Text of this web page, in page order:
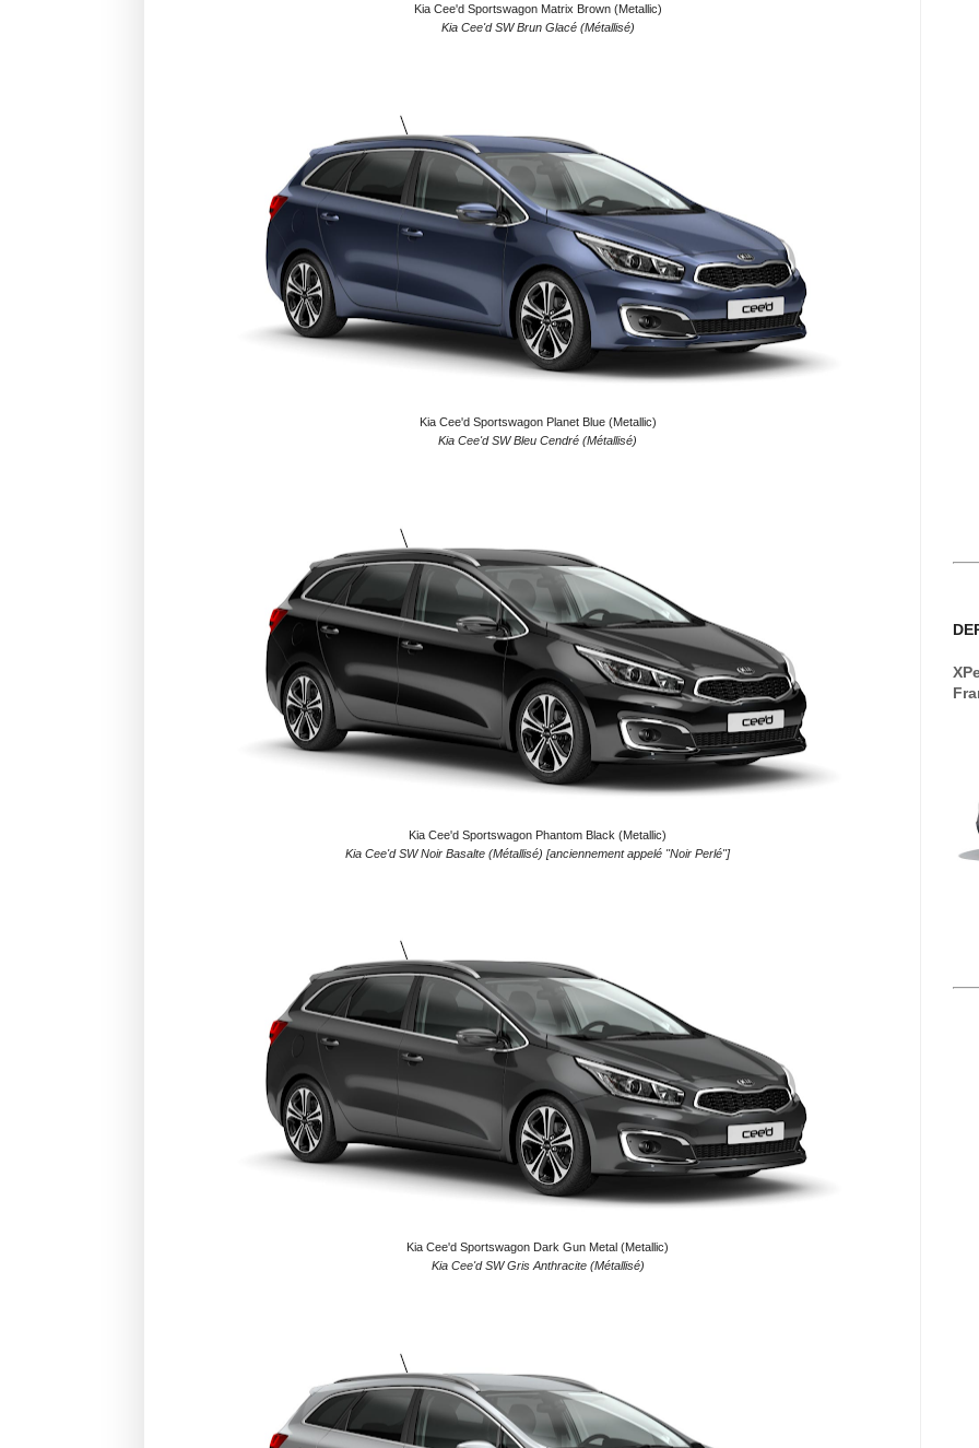
Kia Cee'd Sportswagon Matrix Brown (Metallic)
Kia Cee'd SW Brun Glacé (Métallisé)
Kia Cee'd Sportswagon Planet Blue (Metallic)
Kia Cee'd SW Bleu Cendré (Métallisé)
Kia Cee'd Sportswagon Phantom Black (Metallic)
Kia Cee'd SW Noir Basalte (Métallisé) [anciennement appelé "Noir Perlé"]
Kia Cee'd Sportswagon Dark Gun Metal (Metallic)
Kia Cee'd SW Gris Anthracite (Métallisé)